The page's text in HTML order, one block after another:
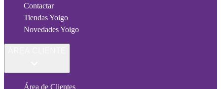
Contactar
Tiendas Yoigo
Novedades Yoigo
Área de Clientes